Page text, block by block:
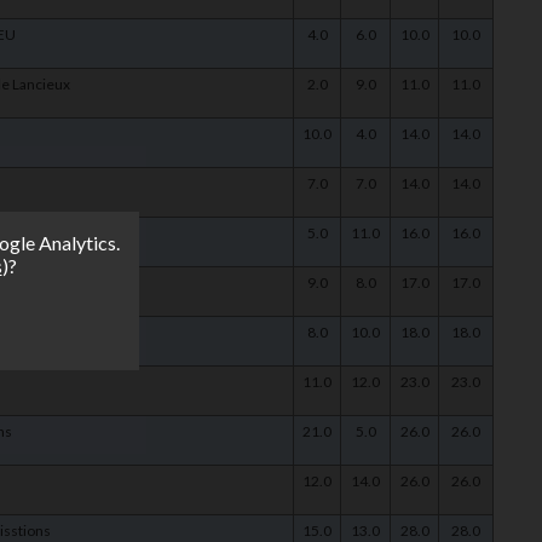
4.0 6.0 10.0 10.0
Lancieux 2.0 9.0 11.0 11.0
10.0 4.0 14.0 14.0
7.0 7.0 14.0 14.0
5.0 11.0 16.0 16.0
9.0 8.0 17.0 17.0
8.0 10.0 18.0 18.0
11.0 12.0 23.0 23.0
21.0 5.0 26.0 26.0
12.0 14.0 26.0 26.0
15.0 13.0 28.0 28.0
Analytics.
)?